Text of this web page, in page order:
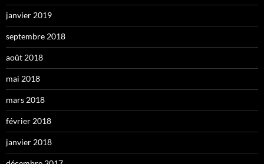
janvier 2019
septembre 2018
août 2018
mai 2018
mars 2018
février 2018
janvier 2018